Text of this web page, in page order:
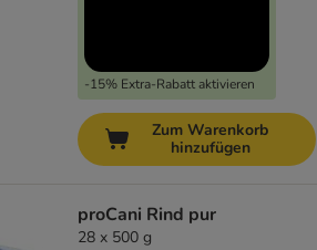
-15% Extra-Rabatt aktivieren
Zum Warenkorb
hinzufügen
proCani Rind pur
28 x 500 g